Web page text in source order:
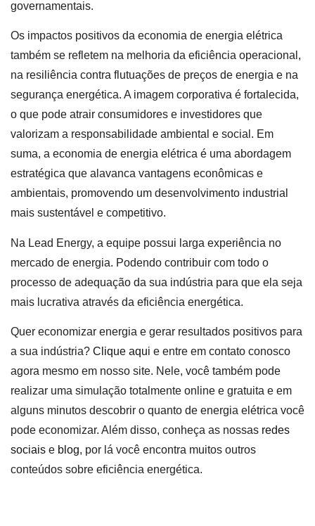
governamentais.
Os impactos positivos da economia de energia elétrica
também se refletem na melhoria da eficiência operacional,
na resiliência contra flutuações de preços de energia e na
segurança energética. A imagem corporativa é fortalecida,
o que pode atrair consumidores e investidores que
valorizam a responsabilidade ambiental e social. Em
suma, a economia de energia elétrica é uma abordagem
estratégica que alavanca vantagens econômicas e
ambientais, promovendo um desenvolvimento industrial
mais sustentável e competitivo.
Na Lead Energy, a equipe possui larga experiência no
mercado de energia. Podendo contribuir com todo o
processo de adequação da sua indústria para que ela seja
mais lucrativa através da eficiência energética.
Quer economizar energia e gerar resultados positivos para
a sua indústria? Clique aqui e entre em contato conosco
agora mesmo em nosso site. Nele, você também pode
realizar uma simulação totalmente online e gratuita e em
alguns minutos descobrir o quanto de energia elétrica você
pode economizar. Além disso, conheça as nossas redes
sociais e blog, por lá você encontra muitos outros
conteúdos sobre eficiência energética.